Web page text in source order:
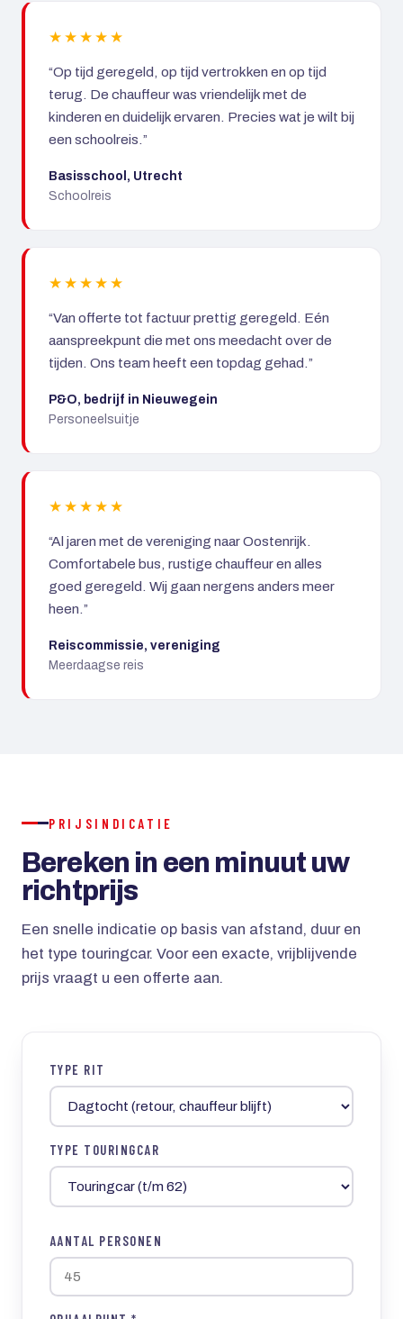
★★★★★
“Op tijd geregeld, op tijd vertrokken en op tijd
terug. De chauffeur was vriendelijk met de
kinderen en duidelijk ervaren. Precies wat je wilt bij
een schoolreis.”
Basisschool, Utrecht
Schoolreis
★★★★★
“Van offerte tot factuur prettig geregeld. Eén
aanspreekpunt die met ons meedacht over de
tijden. Ons team heeft een topdag gehad.”
P&O, bedrijf in Nieuwegein
Personeelsuitje
★★★★★
“Al jaren met de vereniging naar Oostenrijk.
Comfortabele bus, rustige chauffeur en alles
goed geregeld. Wij gaan nergens anders meer
heen.”
Reiscommissie, vereniging
Meerdaagse reis
PRIJSINDICATIE
Bereken in een minuut uw
richtprijs
Een snelle indicatie op basis van afstand, duur en
het type touringcar. Voor een exacte, vrijblijvende
prijs vraagt u een offerte aan.
TYPE RIT
TYPE TOURINGCAR
AANTAL PERSONEN